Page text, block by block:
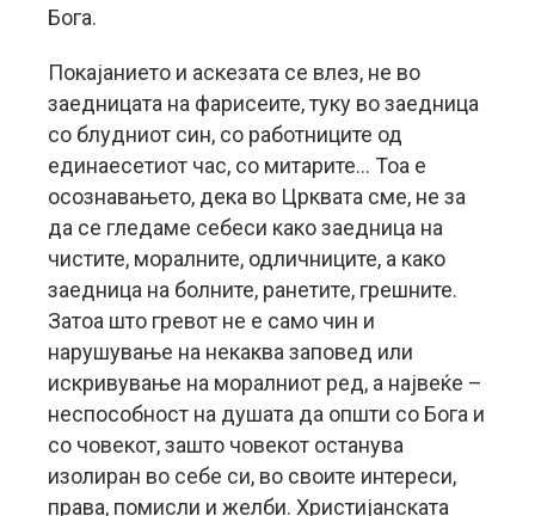
Бога.
Покајанието и аскезата се влез, не во
заедницата на фарисеите, туку во заедница
со блудниот син, со работниците од
единаесетиот час, со митарите… Тоа е
осознавањето, дека во Црквата сме, не за
да се гледаме себеси како заедница на
чистите, моралните, одличниците, а како
заедница на болните, ранетите, грешните.
Затоа што гревот не е само чин и
нарушување на некаква заповед или
искривување на моралниот ред, а највеќе –
неспособност на душата да општи со Бога и
со човекот, зашто човекот останува
изолиран во себе си, во своите интереси,
права, помисли и желби. Христијанската